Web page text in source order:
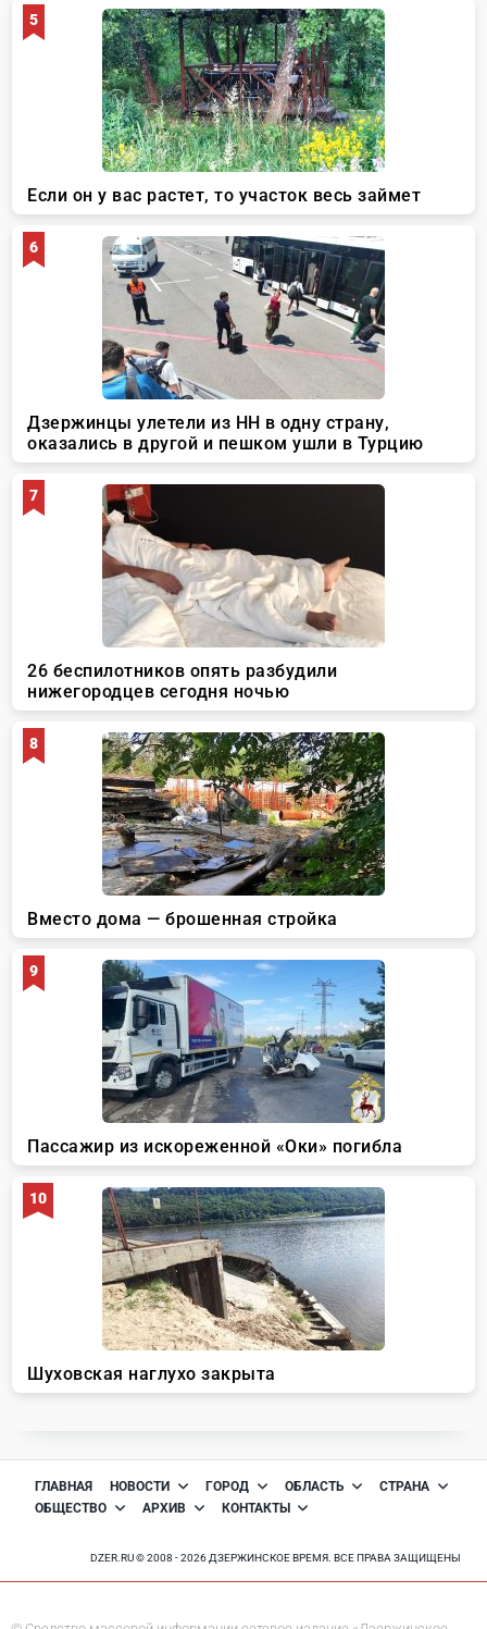
ГЛАВНАЯ НОВОСТИ ГОРОД ОБЛАСТЬ
СТРАНА
ОБЩЕСТВО
АРХИВ КОНТАКТЫ
DZER.RU © 2008 - 2026 ДЗЕРЖИНСКОЕ ВРЕМЯ. ВСЕ ПРАВА ЗАЩИЩЕНЫ